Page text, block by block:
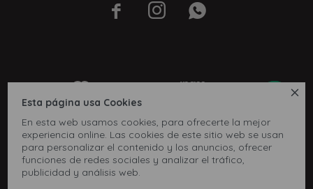

Esta página usa Cookies
En esta web usamos cookies, para ofrecerte la mejor
experiencia online. Las cookies de este sitio web se usan
para personalizar el contenido y los anuncios, ofrecer
funciones de redes sociales y analizar el tráfico,
publicidad y análisis web.
  